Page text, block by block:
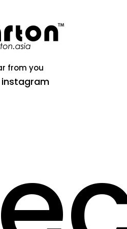
from you
instagram